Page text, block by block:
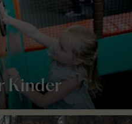
Kinder